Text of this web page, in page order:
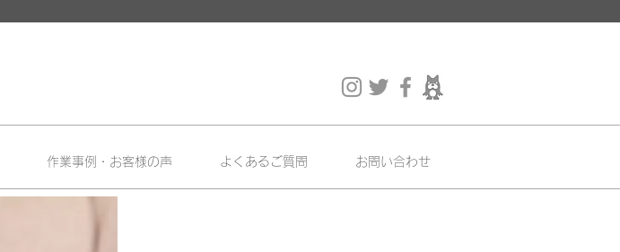
作業事例・お客様の声 よくあるご質問 お問い合わせ